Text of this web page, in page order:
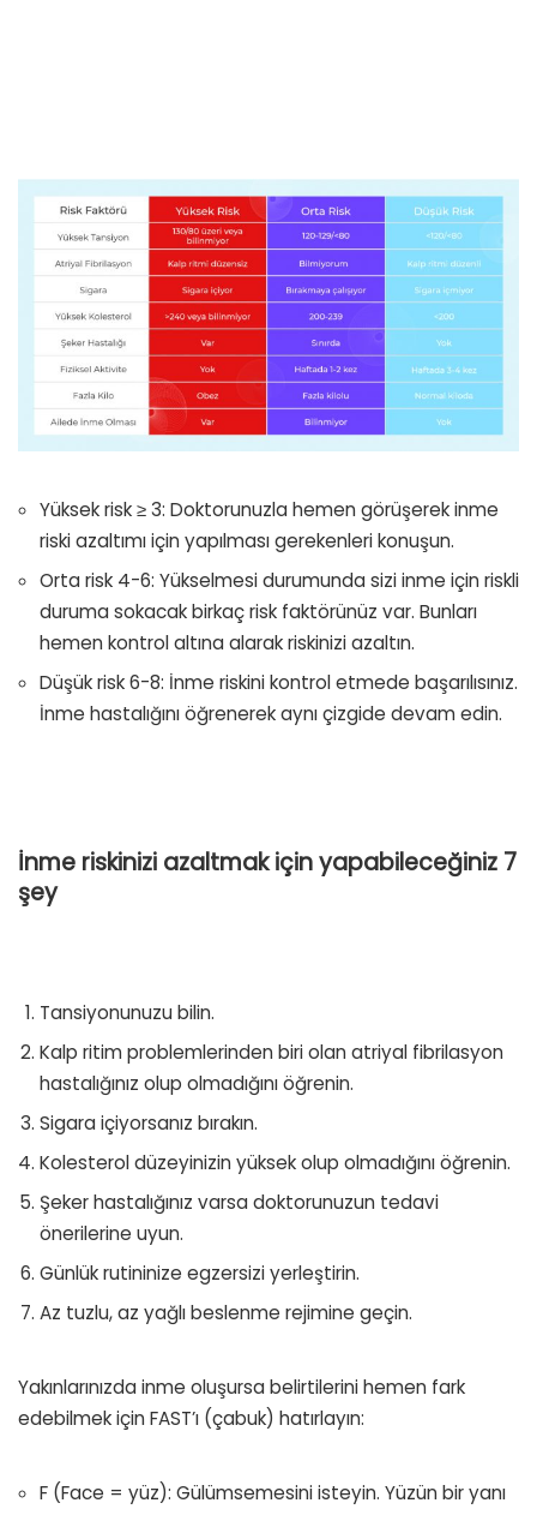
Yüksek risk ≥ 3: Doktorunuzla hemen görüşerek inme
riski azaltımı için yapılması gerekenleri konuşun.
Orta risk 4-6: Yükselmesi durumunda sizi inme için riskli
duruma sokacak birkaç risk faktörünüz var. Bunları
hemen kontrol altına alarak riskinizi azaltın.
Düşük risk 6-8: İnme riskini kontrol etmede başarılısınız.
İnme hastalığını öğrenerek aynı çizgide devam edin.
İnme riskinizi azaltmak için yapabileceğiniz 7
şey
Tansiyonunuzu bilin.
Kalp ritim problemlerinden biri olan atriyal fibrilasyon
hastalığınız olup olmadığını öğrenin.
Sigara içiyorsanız bırakın.
Kolesterol düzeyinizin yüksek olup olmadığını öğrenin.
Şeker hastalığınız varsa doktorunuzun tedavi
önerilerine uyun.
Günlük rutininize egzersizi yerleştirin.
Az tuzlu, az yağlı beslenme rejimine geçin.
Yakınlarınızda inme oluşursa belirtilerini hemen fark
edebilmek için FAST’ı (çabuk) hatırlayın:
F (Face = yüz): Gülümsemesini isteyin. Yüzün bir yanı